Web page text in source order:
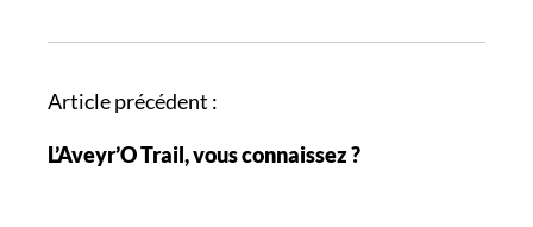
N
v
Article précédent :
L’Aveyr’O Trail, vous connaissez ?